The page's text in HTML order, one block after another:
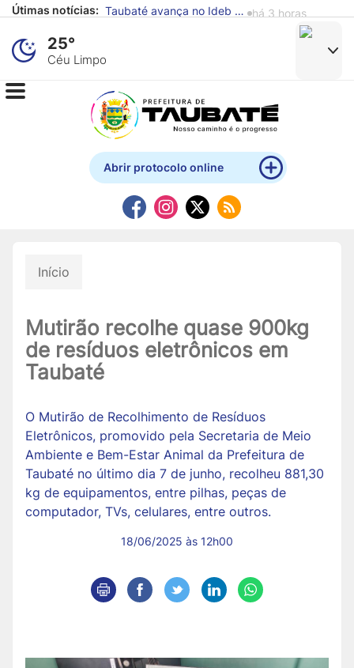
Útimas notícias:
Defesa Civil de Taubaté alerta para previsão de chuva e ventos fortes
há 4 horas
25°
Céu Limpo
Abrir protocolo online
Início
Mutirão recolhe quase 900kg
de resíduos eletrônicos em
Taubaté
O Mutirão de Recolhimento de Resíduos
Eletrônicos, promovido pela Secretaria de Meio
Ambiente e Bem-Estar Animal da Prefeitura de
Taubaté no último dia 7 de junho, recolheu 881,30
kg de equipamentos, entre pilhas, peças de
computador, TVs, celulares, entre outros.
18/06/2025 às 12h00